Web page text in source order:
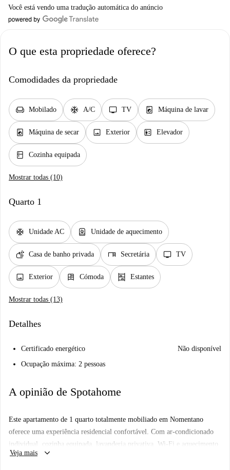
Você está vendo uma tradução automática do anúncio
O que esta propriedade oferece?
Comodidades da propriedade
chair Mobilado ac_unit A/C tv TV local_laundry_service Máquina de lavar
local_laundry_service Máquina de secar image Exterior elevator Elevador
kitchen Cozinha equipada
Mostrar todas (10)
Quarto 1
ac_unit Unidade AC water_heater Unidade de aquecimento
soap Casa de banho privada desk Secretária tv TV
image Exterior dresser Cómoda shelves Estantes
Mostrar todas (13)
Detalhes
Certificado energético
Não disponível
Ocupação máxima: 2 pessoas
A opinião de Spotahome
Este apartamento de 1 quarto totalmente mobiliado em Nomentano
oferece uma experiência residencial confortável. Com ar-condicionado
individual, cozinha equipada, lavanderia privativa, Wi-Fi e aquecimento
incluídos, o imóvel é perfeito para profissionais, estudantes e casais. O
Veja mais keyboard_arrow_down